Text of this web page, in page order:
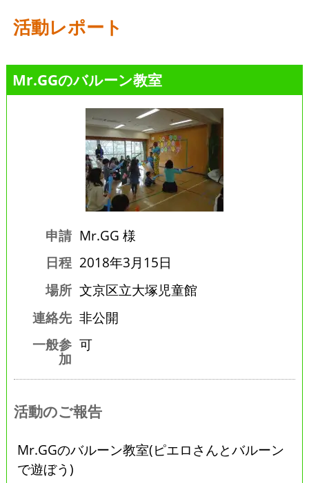
活動レポート
Mr.GGのバルーン教室
申請 Mr.GG 様
日程 2018年3月15日
場所 文京区立大塚児童館
連絡先 非公開
一般参
加
可
活動のご報告
Mr.GGのバルーン教室(ピエロさんとバルーン
で遊ぼう)